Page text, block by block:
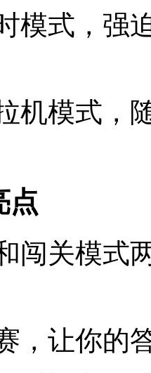
模式，强
机模式，
点
闯关模式
，让你的